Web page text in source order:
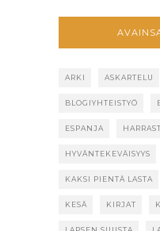
ARKI ASKARTELU
BLOGIYHTEISTYÖ
ESPANJA
HYVÄNTEKEVÄISYYS
KAKSI PIENTÄ LASTA
KESÄ KIRJAT